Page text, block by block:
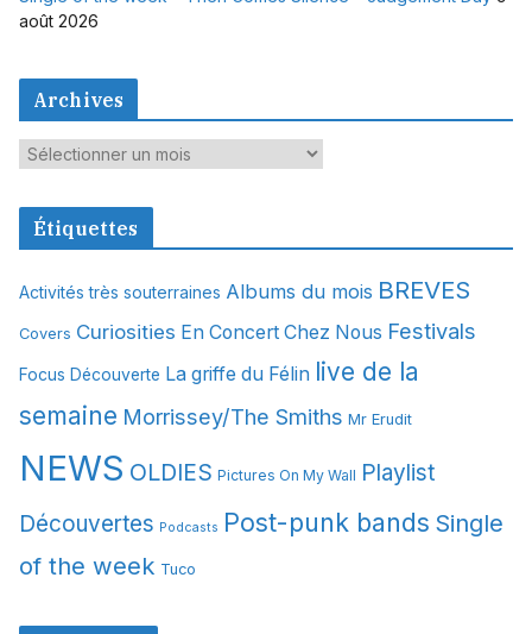
août 2026
Archives
A
c
v
e
Étiquettes
Activités très souterraines Albums du mois BREVES
Covers Curiosities En Concert Chez Nous Festivals
Focus Découverte La griffe du Félin live de la
semaine Morrissey/The Smiths Mr Erudit
NEWS OLDIES Pictures On My Wall Playlist
Découvertes Podcasts Post-punk bands Single
of the week Tuco